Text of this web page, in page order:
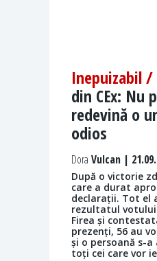
Inepuizabil /
din CEx: Nu
redevină o
odios
Dora Vulcan |
După o victorie
care a durat
declarații. Tot el
rezultatul
Firea și
prezenți, 56 au
și o persoană s-
toți cei care vor